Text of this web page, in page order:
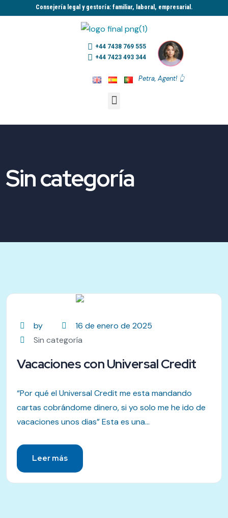
Consejería legal y gestoría: familiar, laboral, empresarial.​
+44 7438 769 555
+44 7423 493 344
Petra, Agent! 👆
Sin categoría
by
16 de enero de 2025
Sin categoría
Vacaciones con Universal Credit
“Por qué el Universal Credit me esta mandando
cartas cobrándome dinero, si yo solo me he ido de
vacaciones unos dias” Esta es una...
Leer más